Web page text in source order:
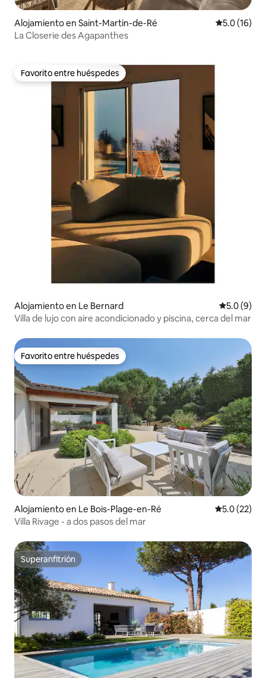
Alojamiento en Saint-Martin-de-Ré Calificación
5.0 (16)
La Closerie des Agapanthes
Favorito entre huéspedes
Favorito entre huéspedes
Alojamiento en Le Bernard
5.0 (9)
Villa de lujo con aire acondicionado y piscina, cerca del mar
Favorito entre huéspedes
Favorito entre huéspedes
Alojamiento en Le Bois-Plage-en-Ré Calificación
5.0 (22)
Villa Rivage - a dos pasos del mar
Superanfitrión
Superanfitrión